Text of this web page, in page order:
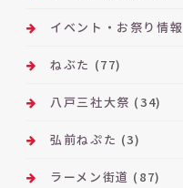
イベント・お祭り情報
ねぶた (77)
八戸三社大祭 (34)
弘前ねぷた (3)
ラーメン街道 (87)